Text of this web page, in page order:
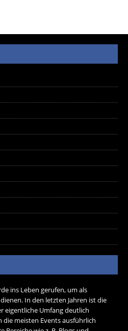
ins Leben gerufen, um als
In den letzten Jahren ist die
eigentliche Umfang deutlich
meisten Events ausführlich